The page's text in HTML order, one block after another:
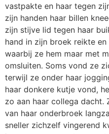
vastpakte en haar tegen
zijn handen haar billen
zijn stijve lid tegen haar
hand in zijn broek reikte
waarbij ze hem maar met
omsluiten. Soms vond ze
terwijl ze onder haar
haar donkere kutje vond,
zo aan haar collega dacht.
van haar onderbroek
sneller zichzelf vingerend